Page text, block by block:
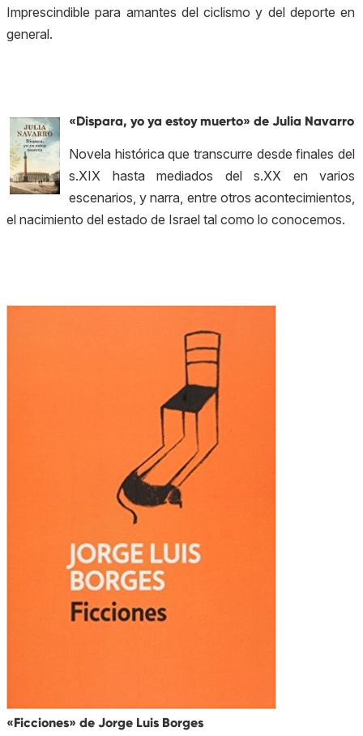
Imprescindible para amantes del ciclismo y del deporte en
general.
«Dispara, yo ya estoy muerto» de Julia Navarro
Novela histórica que transcurre desde finales del
s.XIX hasta mediados del s.XX en varios
escenarios, y narra, entre otros acontecimientos,
el nacimiento del estado de Israel tal como lo conocemos.
«Ficciones» de Jorge Luis Borges